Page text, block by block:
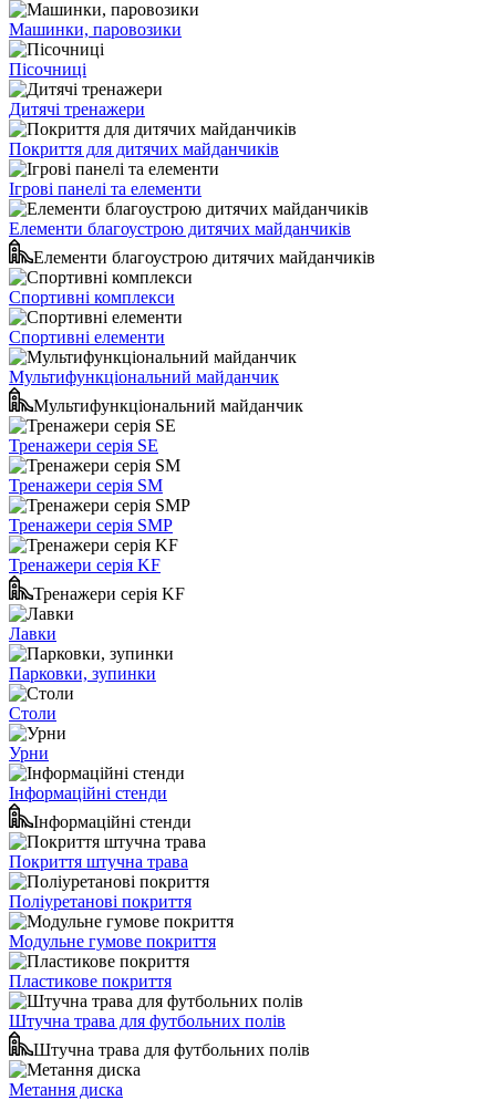
Машинки, паровозики
Пісочниці
Дитячі тренажери
Покриття для дитячих майданчиків
Ігрові панелі та елементи
Елементи благоустрою дитячих майданчиків
Елементи благоустрою дитячих майданчиків
Спортивні комплекси
Спортивні елементи
Мультифункціональний майданчик
Мультифункціональний майданчик
Тренажери серія SE
Тренажери серія SM
Тренажери серія SMP
Тренажери серія KF
Тренажери серія KF
Лавки
Парковки, зупинки
Столи
Урни
Інформаційні стенди
Інформаційні стенди
Покриття штучна трава
Поліуретанові покриття
Модульне гумове покриття
Пластикове покриття
Штучна трава для футбольних полів
Штучна трава для футбольних полів
Метання диска